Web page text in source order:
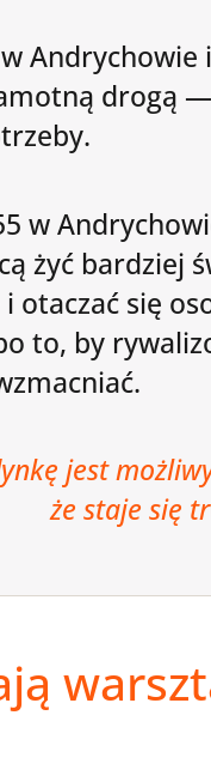
drogą
w
żyć bardziej
otaczać się
to, by
jest
że staje się